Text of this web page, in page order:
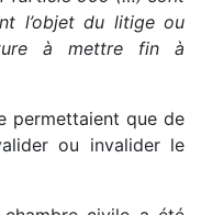
l’objet du litige ou
à mettre fin à
permettaient que de
ou invalider le